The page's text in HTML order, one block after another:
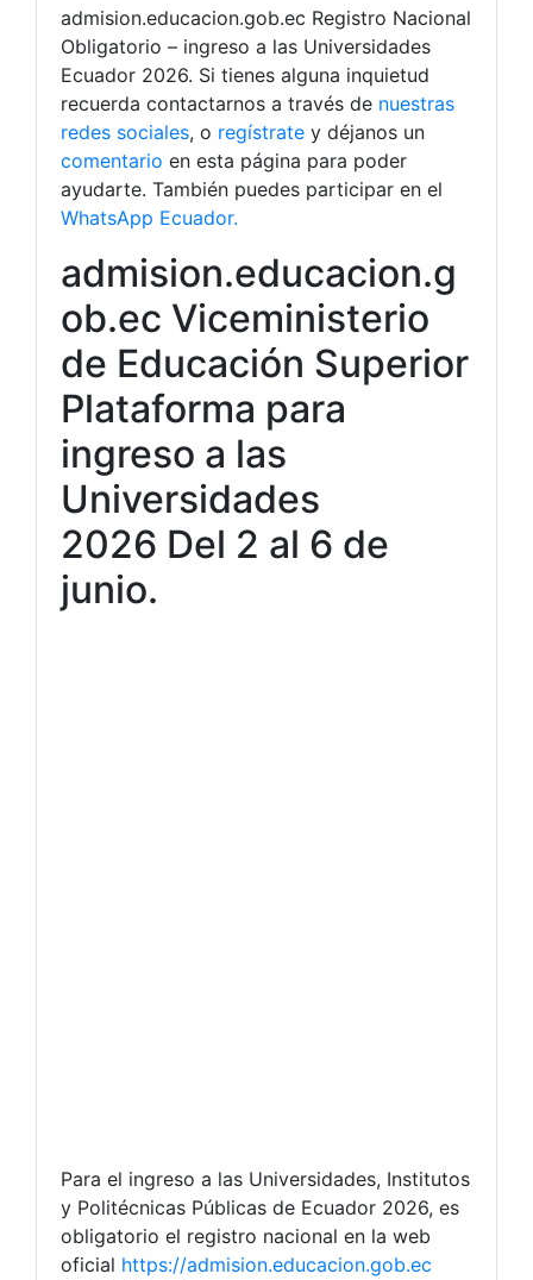
admision.educacion.gob.ec Registro Nacional
Obligatorio – ingreso a las Universidades
Ecuador 2026. Si tienes alguna inquietud
recuerda contactarnos a través de nuestras
redes sociales, o regístrate y déjanos un
comentario en esta página para poder
ayudarte. También puedes participar en el
WhatsApp Ecuador.
admision.educacion.g
ob.ec Viceministerio
de Educación Superior
Plataforma para
ingreso a las
Universidades
2026 Del 2 al 6 de
junio.
Para el ingreso a las Universidades, Institutos
y Politécnicas Públicas de Ecuador 2026, es
obligatorio el registro nacional en la web
oficial https://admision.educacion.gob.ec